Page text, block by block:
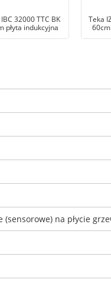
32000 TTC BK
płyta indukcyjna
Teka
na płycie